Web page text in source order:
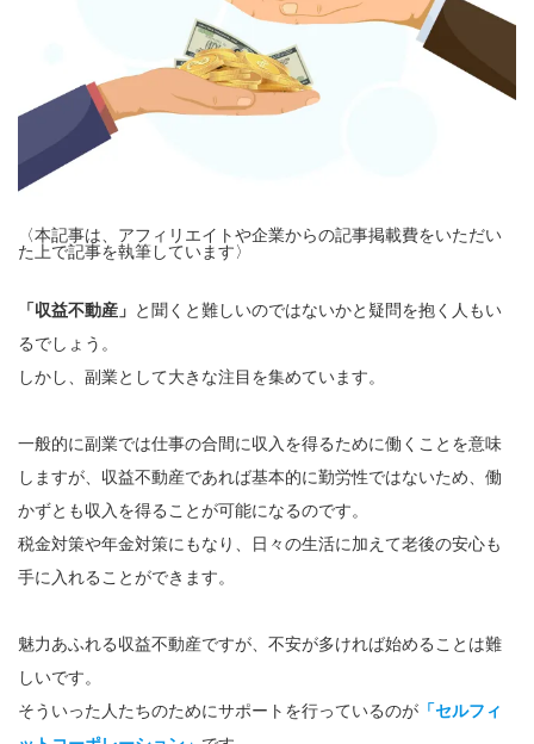
〈本記事は、アフィリエイトや企業からの記事掲載費をいただい
た上で記事を執筆しています〉
「収益不動産」 と聞くと難しいのではないかと疑問を抱く人もい
るでしょう。
しかし、副業として大きな注目を集めています。
一般的に副業では仕事の合間に収入を得るために働くことを意味
しますが、収益不動産であれば基本的に勤労性ではないため、働
かずとも収入を得ることが可能になるのです。
税金対策や年金対策にもなり、日々の生活に加えて老後の安心も
手に入れることができます。
魅力あふれる収益不動産ですが、不安が多ければ始めることは難
しいです。
そういった人たちのためにサポートを行っているのが 「セルフィ